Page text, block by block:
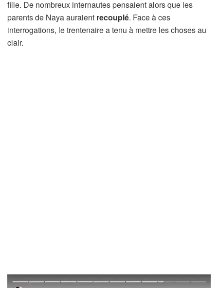
fille. De nombreux internautes pensaient alors que les
parents de Naya auraient recouplé. Face à ces
interrogations, le trentenaire a tenu à mettre les choses au
clair.